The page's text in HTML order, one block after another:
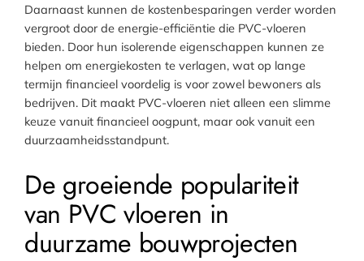
Daarnaast kunnen de kostenbesparingen verder worden
vergroot door de energie-efficiëntie die PVC-vloeren
bieden. Door hun isolerende eigenschappen kunnen ze
helpen om energiekosten te verlagen, wat op lange
termijn financieel voordelig is voor zowel bewoners als
bedrijven. Dit maakt PVC-vloeren niet alleen een slimme
keuze vanuit financieel oogpunt, maar ook vanuit een
duurzaamheidsstandpunt.
De groeiende populariteit
van PVC vloeren in
duurzame bouwprojecten